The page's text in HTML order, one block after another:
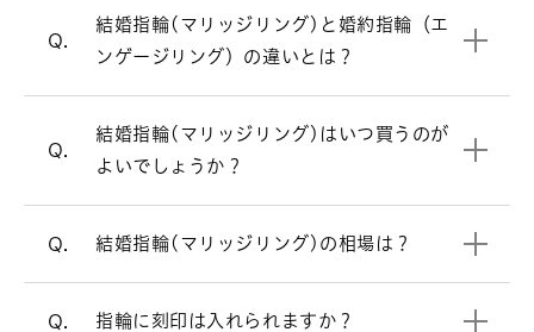
Q.
結婚指輪(マリッジリング)と婚約指輪（エ
ンゲージリング）の違いとは？
婚約指輪（エンゲージリング） 一覧はこちら
Q.
結婚指輪(マリッジリング)はいつ買うのが
よいでしょうか？
月ほど前にスタートするのがおすすめで
場合はご入籍の3ヶ月前にはご準備され
ると安心です。
結婚指輪を買うタイミングについて
Q. 結婚指輪(マリッジリング)の相場は？
A.
って価格が変わります。ご要望に合わせ
てご提案させていただきます。
結婚指輪の相場について詳しく見る
Q. 指輪に刻印は入れられますか？
ト・数字などを刻印できます。（無料）
リングのオプションについて
ヤモンドではダイヤモンドをあしらった
デザインが人気です。